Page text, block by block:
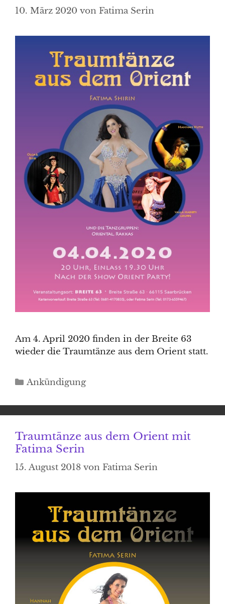
10. März 2020 von Fatima Serin
Am 4. April 2020 finden in der Breite 63
wieder die Traumtänze aus dem Orient statt.
Kategorien
Ankündigung
Traumtänze aus dem Orient mit
Fatima Serin
15. August 2018 von Fatima Serin